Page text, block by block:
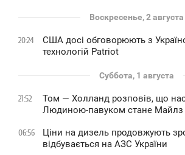
Воскресенье, 2 августа
20:24
США досі обговорюють з
технологій Patriot
Суббота, 1 августа
21:52
Том — Холланд розповів, що
Людиною-павуком стане
06:56
Ціни на дизель продовжують
відбувається на АЗС України